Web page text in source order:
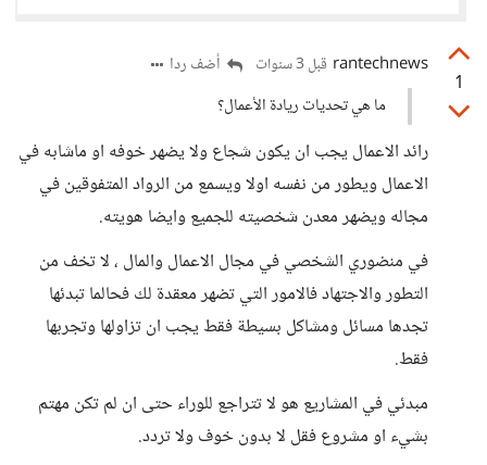
1
rantechnews قبل 3 سنوات
أضف ردا
ما هي تحديات ريادة الأعمال؟
رائد الاعمال يجب ان يكون شجاع ولا يضهر خوفه او ماشابه في
الاعمال ويطور من نفسه اولا ويسمع من الرواد المتفوقين في
مجاله ويضهر معدن شخصيته للجميع وايضا هويته.
في منضوري الشخصي في مجال الاعمال والمال ، لا تخف من
التطور والاجتهاد فالامور التي تضهر معقدة لك فحالما تبدئها
تجدها مسائل ومشاكل بسيطة فقط يجب ان تزاولها وتجربها
فقط.
مبدئي في المشاريع هو لا تتراجع للوراء حتى ان لم تكن مهتم
بشيء او مشروع فقل لا بدون خوف ولا تردد.